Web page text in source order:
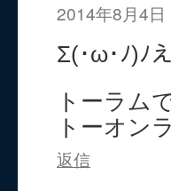
2014年8月4
Σ(･ω･ﾉ)ﾉ
トーラム
トーオン
返信